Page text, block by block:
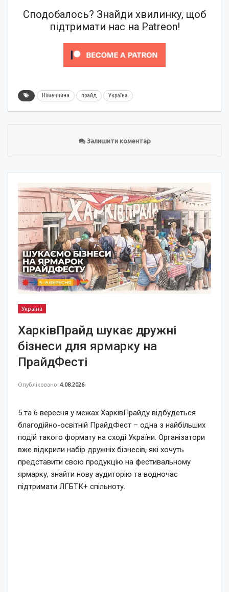
Сподобалось? Знайди хвилинку, щоб
підтримати нас на Patreon!
Німеччина прайд Україна
Залишити коментар
Україна
ХарківПрайд шукає дружні
бізнеси для ярмарку на
ПрайдФесті
Опубліковано 4.08.2026
5 та 6 вересня у межах ХарківПрайду відбудеться
благодійно-освітній ПрайдФест – одна з найбільших
подій такого формату на сході України. Організатори
вже відкрили набір дружніх бізнесів, які хочуть
представити свою продукцію на фестивальному
ярмарку, знайти нову аудиторію та водночас
підтримати ЛГБТК+ спільноту.